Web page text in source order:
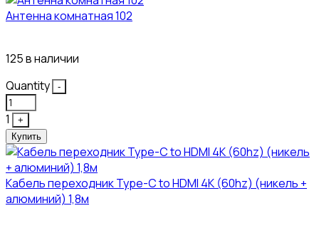
Антенна комнатная 102
125 в наличии
Quantity
-
1
+
Купить
Кабель переходник Type-C to HDMI 4K (60hz) (никель +
алюминий) 1,8м